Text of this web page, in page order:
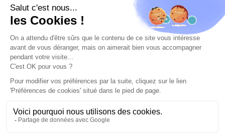
Inscrivez-vous dès maintenant à notre Newsletter et recevez en
exclusivité nos offres flashs, promotions et actualités.
Site protégé par reCAPTCHA.
Marchand approuvé par la Société des Avis Garantis, cliquez ici pour
vérifier.
SHOP COIFFURE © 2026 - Tous droits réservés - Site créé et